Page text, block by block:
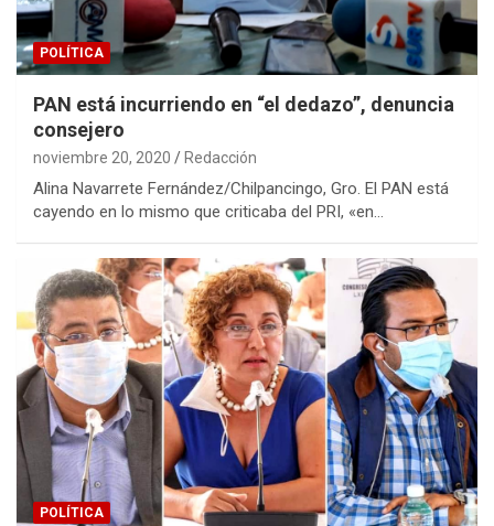
POLÍTICA
PAN está incurriendo en “el dedazo”, denuncia
consejero
noviembre 20, 2020 Redacción
Alina Navarrete Fernández/Chilpancingo, Gro. El PAN está
cayendo en lo mismo que criticaba del PRI, «en…
POLÍTICA